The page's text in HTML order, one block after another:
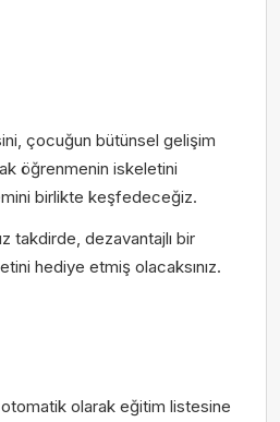
çocuğun bütünsel gelişim
öğrenmenin iskeletini
birlikte keşfedeceğiz.
takdirde, dezavantajlı bir
hediye etmiş olacaksınız.
otomatik olarak eğitim listesine
olmak için e-posta
yolu ile tarafımla iletişim
rıza metni kapsamında
gerçekleştirilmesi
olarak fırsat ve
yolu ile tarafımla iletişim
rıza metni
Gönder
2-12 Taksit